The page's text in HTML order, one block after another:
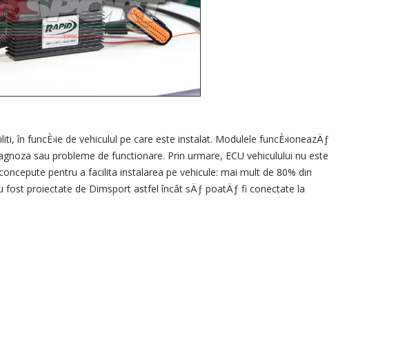
, în funcÈ›ie de vehiculul pe care este instalat. Modulele funcÈ›ioneazÄƒ
sau probleme de functionare. Prin urmare, ECU vehiculului nu este
pentru a facilita instalarea pe vehicule: mai mult de 80% din
fost proiectate de Dimsport astfel încât sÄƒ poatÄƒ fi conectate la